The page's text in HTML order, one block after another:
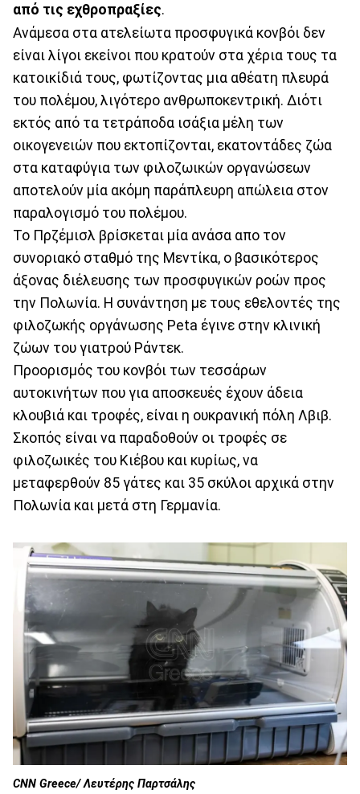
από τις εχθροπραξίες.
Ανάμεσα στα ατελείωτα προσφυγικά κονβόι δεν
είναι λίγοι εκείνοι που κρατούν στα χέρια τους τα
κατοικίδιά τους, φωτίζοντας μια αθέατη πλευρά
του πολέμου, λιγότερο ανθρωποκεντρική. Διότι
εκτός από τα τετράποδα ισάξια μέλη των
οικογενειών που εκτοπίζονται, εκατοντάδες ζώα
στα καταφύγια των φιλοζωικών οργανώσεων
αποτελούν μία ακόμη παράπλευρη απώλεια στον
παραλογισμό του πολέμου.
Το Πρζέμισλ βρίσκεται μία ανάσα απο τον
συνοριακό σταθμό της Μεντίκα, ο βασικότερος
άξονας διέλευσης των προσφυγικών ροών προς
την Πολωνία. Η συνάντηση με τους εθελοντές της
φιλοζωκής οργάνωσης Peta έγινε στην κλινική
ζώων του γιατρού Ράντεκ.
Προορισμός του κονβόι των τεσσάρων
αυτοκινήτων που για αποσκευές έχουν άδεια
κλουβιά και τροφές, είναι η ουκρανική πόλη Λβιβ.
Σκοπός είναι να παραδοθούν οι τροφές σε
φιλοζωικές του Κιέβου και κυρίως, να
μεταφερθούν 85 γάτες και 35 σκύλοι αρχικά στην
Πολωνία και μετά στη Γερμανία.
CNN Greece/ Λευτέρης Παρτσάλης